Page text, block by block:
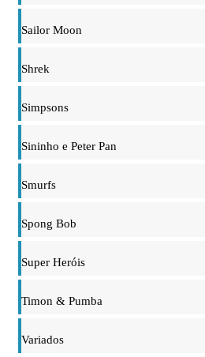
Sailor Moon
Shrek
Simpsons
Sininho e Peter Pan
Smurfs
Spong Bob
Super Heróis
Timon & Pumba
Variados